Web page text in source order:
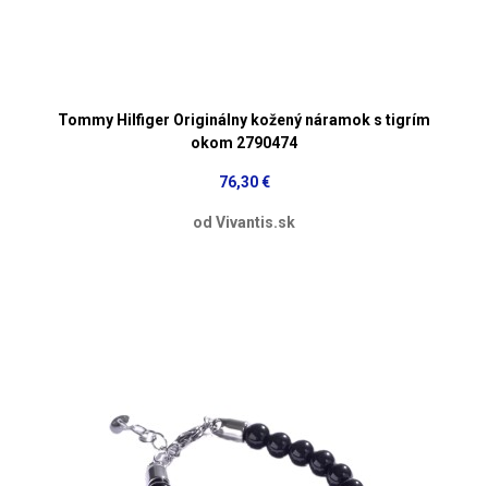
Tommy Hilfiger Originálny kožený náramok s tigrím
okom 2790474
76,30 €
od Vivantis.sk